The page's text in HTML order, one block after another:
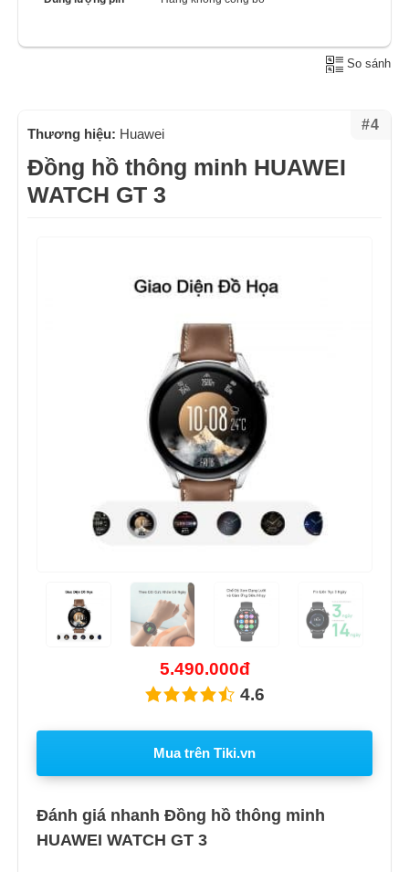
So sánh
#4
Thương hiệu: Huawei
Đồng hồ thông minh HUAWEI
WATCH GT 3
5.490.000đ
4.6
Mua trên Tiki.vn
Đánh giá nhanh Đồng hồ thông minh
HUAWEI WATCH GT 3